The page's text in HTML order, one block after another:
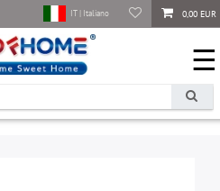
0,00 EUR
IT | Italiano
☰